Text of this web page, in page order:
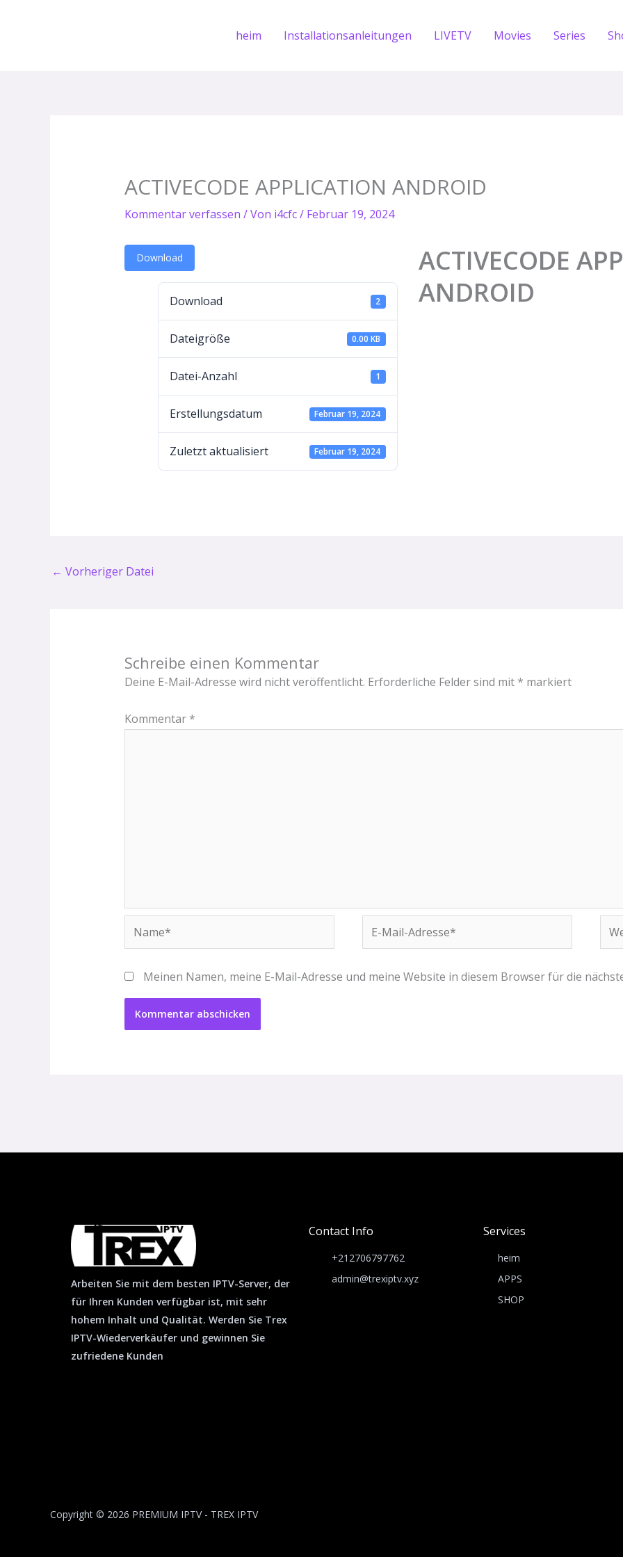
heim Installationsanleitungen LIVETV Movies Series
ACTIVECODE APPLICATION ANDROID
Kommentar verfassen / Von i4cfc/ Februar 19, 2024
Download
Download 2
Dateigröße 0.00 KB
Datei-Anzahl 1
Erstellungsdatum Februar 19, 2024
Zuletzt aktualisiert Februar 19, 2024
ACTIVECODE
ANDROID
← Vorheriger Datei
Schreibe einen Kommentar
Deine E-Mail-Adresse wird nicht veröffentlicht. Erforderliche Felder sind mit * markiert
Kommentar *
Name*
Mail-
Meinen Namen, meine E-Mail-Adresse und meine Website in diesem Browser für die
Arbeiten Sie mit dem besten IPTV-Server, der
für Ihren Kunden verfügbar ist, mit sehr
hohem Inhalt und Qualität. Werden Sie Trex
IPTV-Wiederverkäufer und gewinnen Sie
zufriedene Kunden
Contact Info
+212706797762
admin@trexiptv.xyz
Services
heim
APPS
SHOP
Copyright © 2026 PREMIUM IPTV - TREX IPTV